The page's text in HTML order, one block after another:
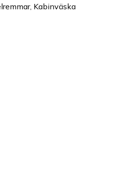
, Kabinväska